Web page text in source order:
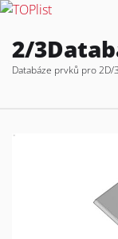
the
2/
Databáze prvků pro 2D/